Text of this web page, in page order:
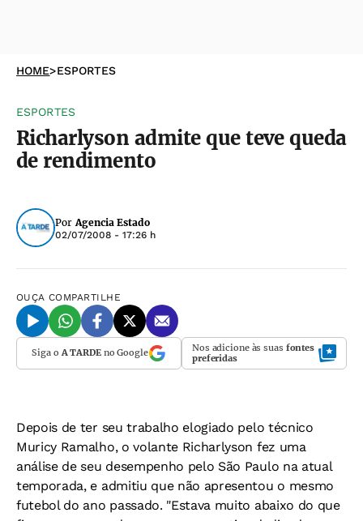
HOME>ESPORTES
ESPORTES
Richarlyson admite que teve queda
de rendimento
Por Agencia Estado
02/07/2008 - 17:26 h
OUÇA COMPARTILHE
Siga oA TARDEno Google Nos adicione às suas fontes
preferidas
Depois de ter seu trabalho elogiado pelo técnico
Muricy Ramalho, o volante Richarlyson fez uma
análise de seu desempenho pelo São Paulo na atual
temporada, e admitiu que não apresentou o mesmo
futebol do ano passado. "Estava muito abaixo do que